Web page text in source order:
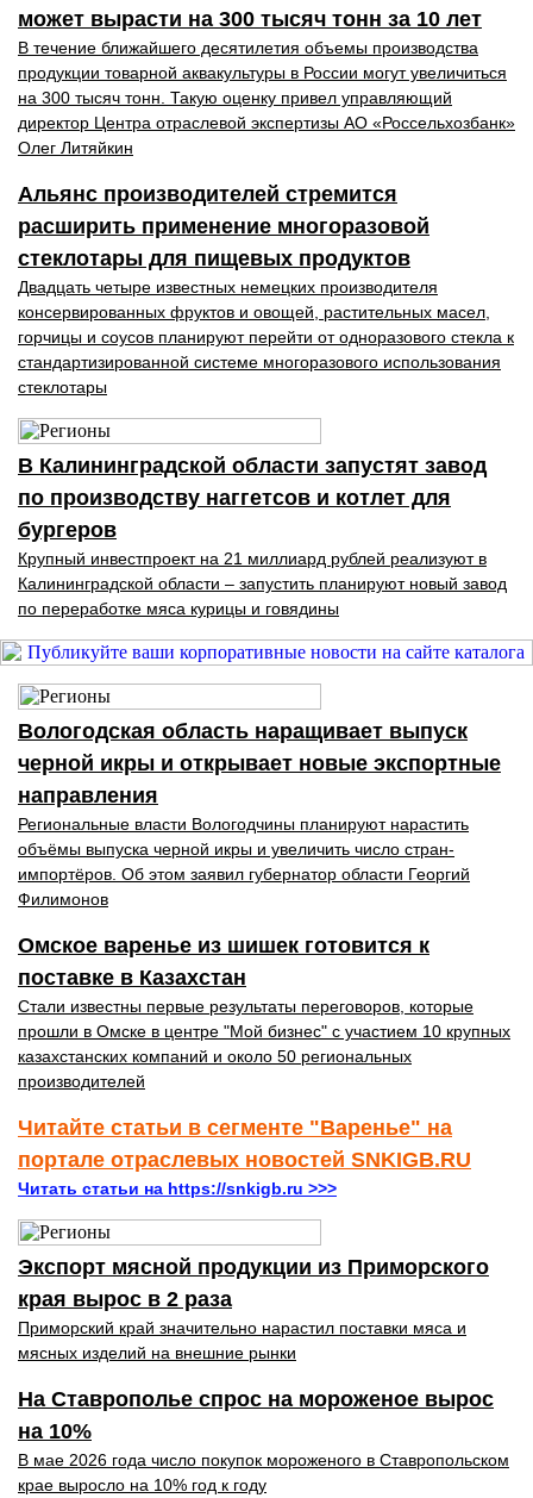
может вырасти на 300 тысяч тонн за 10 лет
В течение ближайшего десятилетия объемы производства
продукции товарной аквакультуры в России могут увеличиться
на 300 тысяч тонн. Такую оценку привел управляющий
директор Центра отраслевой экспертизы АО «Россельхозбанк»
Олег Литяйкин
Альянс производителей стремится
расширить применение многоразовой
стеклотары для пищевых продуктов
Двадцать четыре известных немецких производителя
консервированных фруктов и овощей, растительных масел,
горчицы и соусов планируют перейти от одноразового стекла к
стандартизированной системе многоразового использования
стеклотары
В Калининградской области запустят завод
по производству наггетсов и котлет для
бургеров
Крупный инвестпроект на 21 миллиард рублей реализуют в
Калининградской области – запустить планируют новый завод
по переработке мяса курицы и говядины
Вологодская область наращивает выпуск
черной икры и открывает новые экспортные
направления
Региональные власти Вологодчины планируют нарастить
объёмы выпуска черной икры и увеличить число стран-
импортёров. Об этом заявил губернатор области Георгий
Филимонов
Омское варенье из шишек готовится к
поставке в Казахстан
Стали известны первые результаты переговоров, которые
прошли в Омске в центре "Мой бизнес" с участием 10 крупных
казахстанских компаний и около 50 региональных
производителей
Читайте статьи в сегменте "Варенье" на
портале отраслевых новостей SNKIGB.RU
Читать статьи на https://snkigb.ru >>>
Экспорт мясной продукции из Приморского
края вырос в 2 раза
Приморский край значительно нарастил поставки мяса и
мясных изделий на внешние рынки
На Ставрополье спрос на мороженое вырос
на 10%
В мае 2026 года число покупок мороженого в Ставропольском
крае выросло на 10% год к году